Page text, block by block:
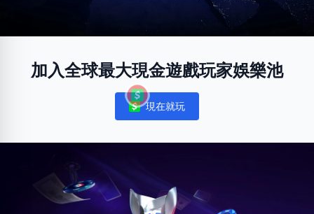
加入全球最大現金遊戲玩家娛樂池
Notifications
現在就玩